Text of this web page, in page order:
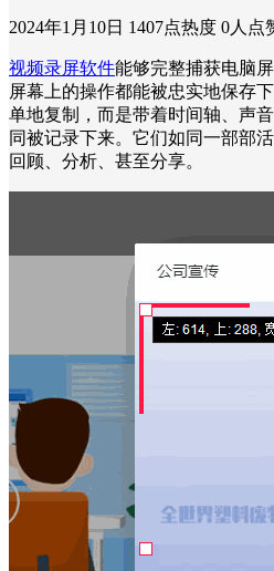
2024年1月10日 1407点热度 0人点
视频录屏软件能够完整捕获电脑
屏幕上的操作都能被忠实地保存
单地复制，而是带着时间轴、声
同被记录下来。它们如同一部部
回顾、分析、甚至分享。